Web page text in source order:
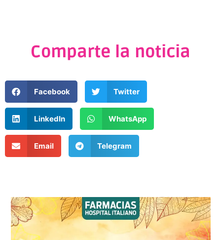
Comparte la noticia
Facebook Twitter
LinkedIn WhatsApp
Email Telegram